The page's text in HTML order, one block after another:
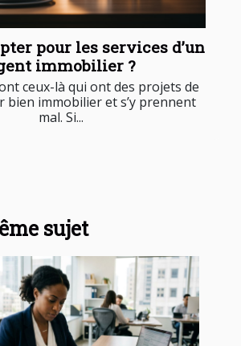
pour les services d’un
immobilier ?
ceux-là qui ont des projets de
bien immobilier et s’y prennent
mal. Si...
sujet